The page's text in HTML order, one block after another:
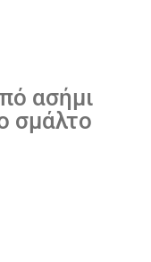
ασήμι
σμάλτο